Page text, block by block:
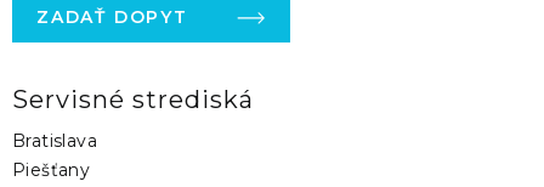
ZADAŤ DOPYT
Servisné strediská
Bratislava
Piešťany